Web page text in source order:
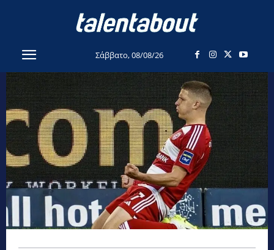
Σάββατο, 08/08/26